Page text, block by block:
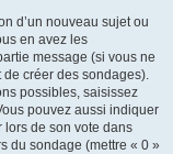
d’un nouveau sujet ou
en avez les
message (si vous ne
de créer des sondages).
possibles, saisissez
pouvez aussi indiquer
lors de son vote dans
du sondage (mettre « 0 »